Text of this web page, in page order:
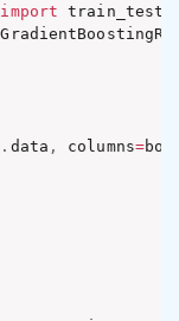
import
. data , columns=